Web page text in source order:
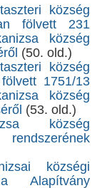
község
fölvett 231
község
(50. old.)
község
1751/13
község
(53. old.)
község
községi
Alapítvány